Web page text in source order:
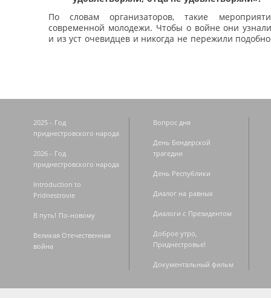
По словам организаторов, такие
современной молодежи. Чтобы о войне они
и из уст очевидцев и никогда не пережили
2025 - Год
приднестровского народа
2026 - Год
приднестровского народа
Introduction to
Pridnestrovie
В путь! По-новому
Великая Отечественная
война
Вопрос дня
День Бендерской
трагедии
День Республики
Диалог на равных
Диалоги с Президентом
Доброе утро,
Приднестровье!
Документальный фильм